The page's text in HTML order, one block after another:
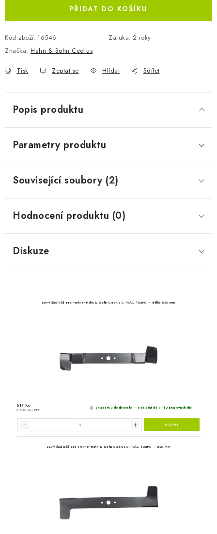
PŘIDAT DO KOŠÍKU
Kód zboží: 16546 Záruka: 2 roky
Značka: Hahn & Sohn Cedrus
Tisk Zeptat se Hlídat Sdílet
Popis produktu
Parametry produktu
Související soubory (2)
Hodnocení produktu (0)
Diskuze